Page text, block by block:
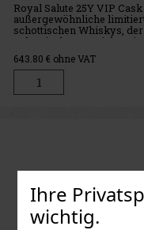
Ihre
wichtig.
Royal Salute 25Y VIP
außergewöhnliche
schottischen Whiskys,
Salute im besten Licht
es, eines von
643.80 € ohne VAT